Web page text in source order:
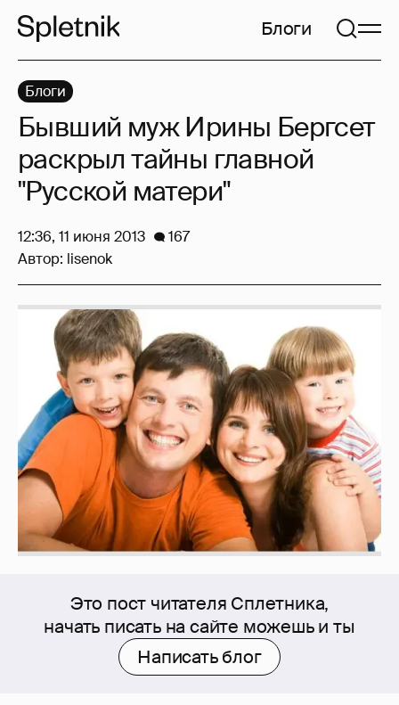
Блоги
Это пост читателя Сплетника,
начать писать на сайте можешь и ты
Написать блог
Блоги
Бывший муж Ирины Бергсет
раскрыл тайны главной
"Русской матери"
12:36, 11 июня 2013
167
Автор: lisenok